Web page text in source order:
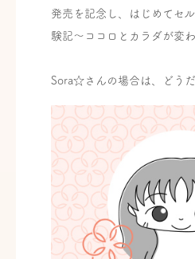
発売を記念し、はじめてセ
験記〜ココロとカラダが変
Sora☆さんの場合は、どう